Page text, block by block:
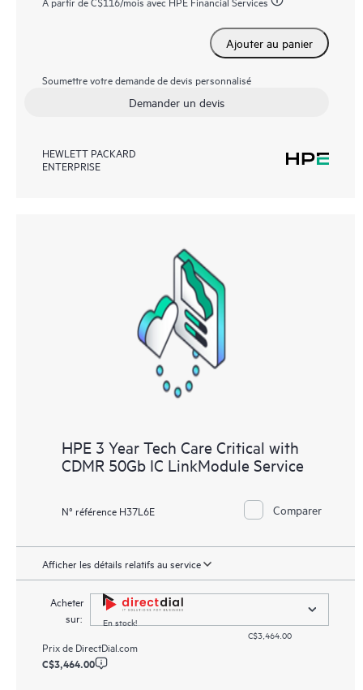
Ajouter au panier
Soumettre votre demande de devis personnalisé
Demander un devis
HEWLETT PACKARD
ENTERPRISE
HPE 3 Year Tech Care Critical with
CDMR 50Gb IC LinkModule Service
N° référence H37L6E Comparer
Afficher les détails relatifs au service
Acheter
sur:
En stock!
C$3,464.00
Prix de DirectDial.com
C$3,464.00